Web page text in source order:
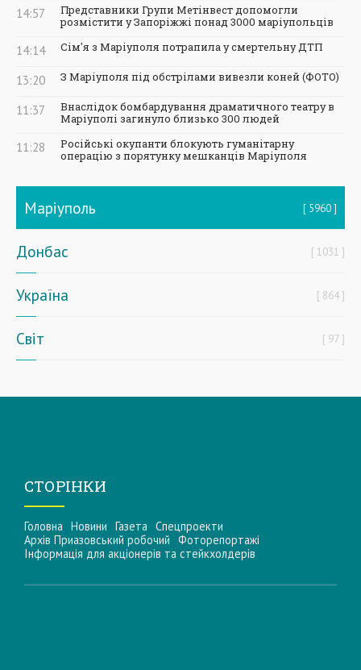
14:57
Представники Групи Метінвест допомогли
розмістити у Запоріжжі понад 3000 маріупольців
14:14 Сім'я з Маріуполя потрапила у смертельну ДТП
13:20 З Маріуполя під обстрілами вивезли коней (ФОТО)
11:37
Внаслідок бомбардування драматичного театру в
Маріуполі загинуло близько 300 людей
11:28
Російські окупанти блокують гуманітарну
операцію з порятунку мешканців Маріуполя
Маріуполь 5960
Донбас 1031
Україна 864
Світ 97
СТОРІНКИ
Головна Новини Газета Спецпроекти
Архів Приазовський робочий Фоторепортажі
Інформацiя для акцiонерiв та стейкхолдерiв